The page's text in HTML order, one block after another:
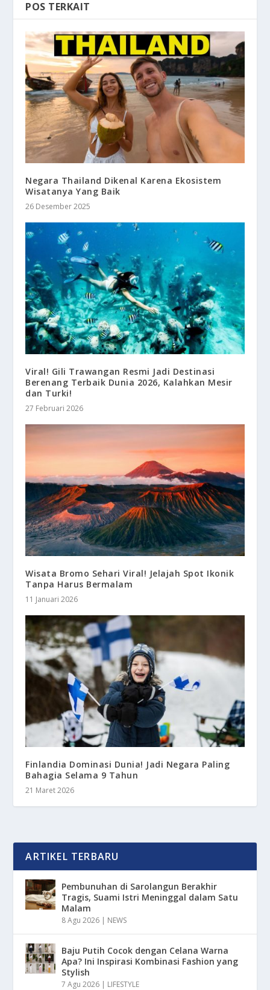
POS TERKAIT
Negara Thailand Dikenal Karena Ekosistem
Wisatanya Yang Baik
26 Desember 2025
Viral! Gili Trawangan Resmi Jadi Destinasi
Berenang Terbaik Dunia 2026, Kalahkan Mesir
dan Turki!
27 Februari 2026
Wisata Bromo Sehari Viral! Jelajah Spot Ikonik
Tanpa Harus Bermalam
11 Januari 2026
Finlandia Dominasi Dunia! Jadi Negara Paling
Bahagia Selama 9 Tahun
21 Maret 2026
ARTIKEL TERBARU
Pembunuhan di Sarolangun Berakhir
Tragis, Suami Istri Meninggal dalam Satu
Malam
8 Agu 2026 | NEWS
Baju Putih Cocok dengan Celana Warna
Apa? Ini Inspirasi Kombinasi Fashion yang
Stylish
7 Agu 2026 | LIFESTYLE